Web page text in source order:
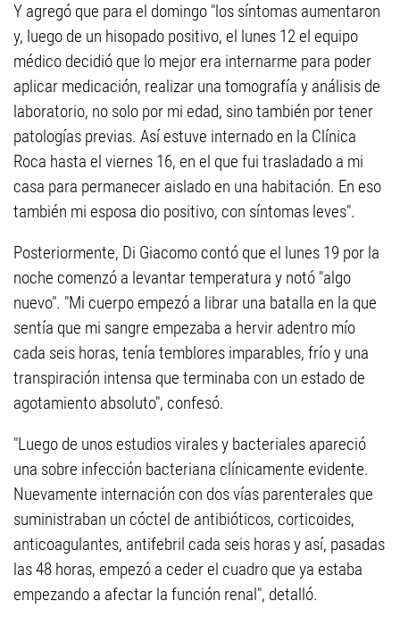
Y agregó que para el domingo "los síntomas aumentaron
y, luego de un hisopado positivo, el lunes 12 el equipo
médico decidió que lo mejor era internarme para poder
aplicar medicación, realizar una tomografía y análisis de
laboratorio, no solo por mi edad, sino también por tener
patologías previas. Así estuve internado en la Clínica
Roca hasta el viernes 16, en el que fui trasladado a mi
casa para permanecer aislado en una habitación. En eso
también mi esposa dio positivo, con síntomas leves".
Posteriormente, Di Giacomo contó que el lunes 19 por la
noche comenzó a levantar temperatura y notó "algo
nuevo". "Mi cuerpo empezó a librar una batalla en la que
sentía que mi sangre empezaba a hervir adentro mío
cada seis horas, tenía temblores imparables, frío y una
transpiración intensa que terminaba con un estado de
agotamiento absoluto", confesó.
"Luego de unos estudios virales y bacteriales apareció
una sobre infección bacteriana clínicamente evidente.
Nuevamente internación con dos vías parenterales que
suministraban un cóctel de antibióticos, corticoides,
anticoagulantes, antifebril cada seis horas y así, pasadas
las 48 horas, empezó a ceder el cuadro que ya estaba
empezando a afectar la función renal", detalló.